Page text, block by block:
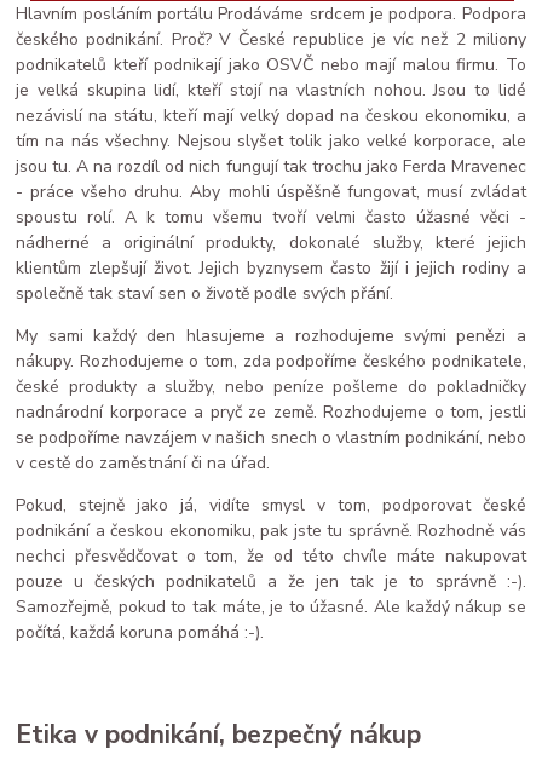
Hlavním posláním portálu Prodáváme srdcem je podpora. Podpora
českého podnikání. Proč? V České republice je víc než 2 miliony
podnikatelů kteří podnikají jako OSVČ nebo mají malou firmu. To
je velká skupina lidí, kteří stojí na vlastních nohou. Jsou to lidé
nezávislí na státu, kteří mají velký dopad na českou ekonomiku, a
tím na nás všechny. Nejsou slyšet tolik jako velké korporace, ale
jsou tu. A na rozdíl od nich fungují tak trochu jako Ferda Mravenec
- práce všeho druhu. Aby mohli úspěšně fungovat, musí zvládat
spoustu rolí. A k tomu všemu tvoří velmi často úžasné věci -
nádherné a originální produkty, dokonalé služby, které jejich
klientům zlepšují život. Jejich byznysem často žijí i jejich rodiny a
společně tak staví sen o životě podle svých přání.
My sami každý den hlasujeme a rozhodujeme svými penězi a
nákupy. Rozhodujeme o tom, zda podpoříme českého podnikatele,
české produkty a služby, nebo peníze pošleme do pokladničky
nadnárodní korporace a pryč ze země. Rozhodujeme o tom, jestli
se podpoříme navzájem v našich snech o vlastním podnikání, nebo
v cestě do zaměstnání či na úřad.
Pokud, stejně jako já, vidíte smysl v tom, podporovat české
podnikání a českou ekonomiku, pak jste tu správně. Rozhodně vás
nechci přesvědčovat o tom, že od této chvíle máte nakupovat
pouze u českých podnikatelů a že jen tak je to správně :-).
Samozřejmě, pokud to tak máte, je to úžasné. Ale každý nákup se
počítá, každá koruna pomáhá :-).
Etika v podnikání, bezpečný nákup